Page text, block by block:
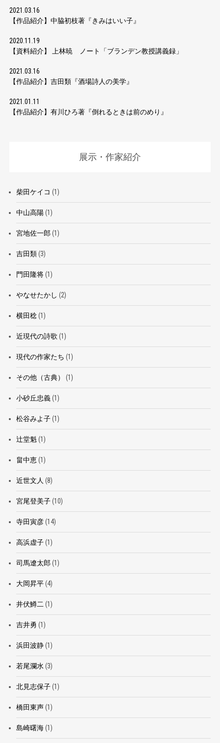
2021.03.16
【作品紹介】中脇初枝著『きみはいい子』
2020.11.19
【資料紹介】 上林暁 ノート「ブランデン教授講義録」
2021.03.16
【作品紹介】吉田類『酒場詩人の美学』
2021.01.11
【作品紹介】有川ひろ著『倒れるときは前のめり』
展示・作家紹介
柴田ケイコ (1)
中山高陽(1)
宮地佐一郎 (1)
吉田類(3)
門田隆将(1)
やなせたかし (2)
横田稔(1)
近現代の詩歌 (1)
現代の作家たち (1)
その他（古典） (1)
小砂丘忠義(1)
松谷みよ子(1)
辻堂魁(1)
畠中恵(1)
近世文人 (8)
宮尾登美子(10)
寺田寅彦(14)
高浜虚子(1)
司馬遼太郎 (1)
大岡昇平(4)
井伏鱒二 (1)
吉井勇 (1)
浜田波静(1)
若尾瀾水 (3)
北見志保子(1)
橋田東声(1)
島崎曙海(1)